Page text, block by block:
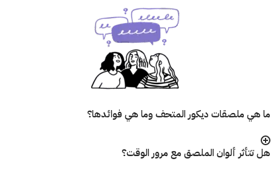
ما هي ملصقات ديكور المتحف وما هي فوائدها؟
هل تتأثر ألوان الملصق مع مرور الوقت؟